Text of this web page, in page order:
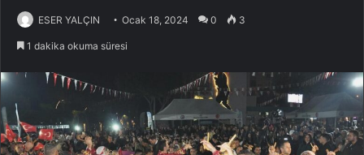
ESER YALÇIN Ocak 18, 2024 0 3
1 dakika okuma süresi